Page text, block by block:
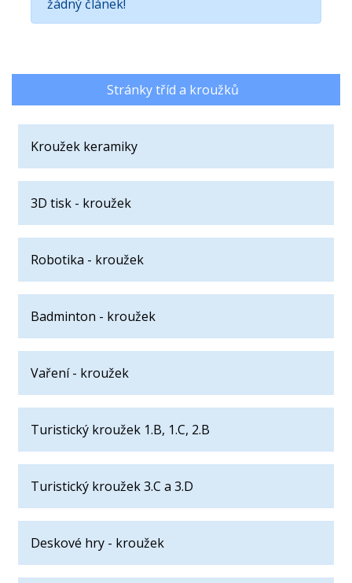
žádný článek!
Stránky tříd a kroužků
Kroužek keramiky
3D tisk - kroužek
Robotika - kroužek
Badminton - kroužek
Vaření - kroužek
Turistický kroužek 1.B, 1.C, 2.B
Turistický kroužek 3.C a 3.D
Deskové hry - kroužek